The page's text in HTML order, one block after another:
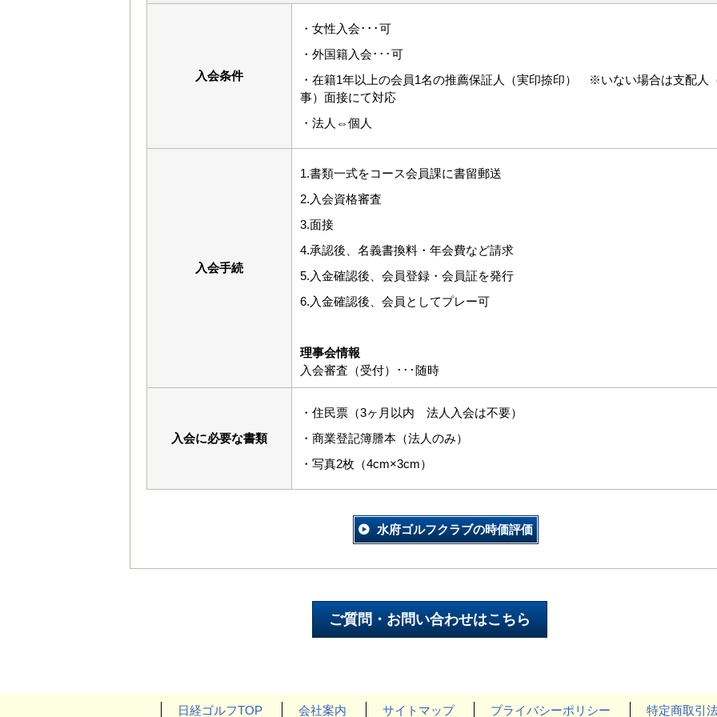
入会条件
・女性入会･･･可
・外国籍入会･･･可
・在籍1年以上の会員1名の推薦保証人（実印捺印） ※いない場合は支配人
事）面接にて対応
・法人⇔個人
入会手続
1.書類一式をコース会員課に書留郵送
2.入会資格審査
3.面接
4.承認後、名義書換料・年会費など請求
5.入金確認後、会員登録・会員証を発行
6.入金確認後、会員としてプレー可
理事会情報
入会審査（受付）･･･随時
入会に必要な書類
・住民票（3ヶ月以内 法人入会は不要）
・商業登記簿謄本（法人のみ）
・写真2枚（4cm×3cm）
水府ゴルフクラブの時価評価
日経ゴルフTOP 会社案内 サイトマップ プライバシーポリシー 特定商取引